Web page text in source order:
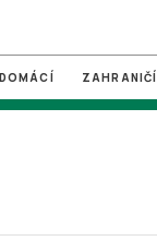
DOMÁCÍ ZAHRANIČÍ